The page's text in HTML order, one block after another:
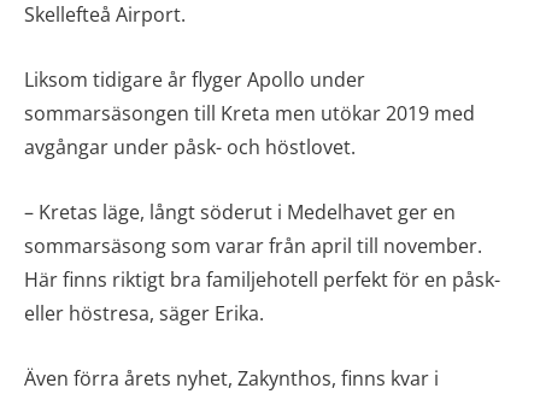
Skellefteå Airport.
Liksom tidigare år flyger Apollo under
sommarsäsongen till Kreta men utökar 2019 med
avgångar under påsk- och höstlovet.
– Kretas läge, långt söderut i Medelhavet ger en
sommarsäsong som varar från april till november.
Här finns riktigt bra familjehotell perfekt för en påsk-
eller höstresa, säger Erika.
Även förra årets nyhet, Zakynthos, finns kvar i